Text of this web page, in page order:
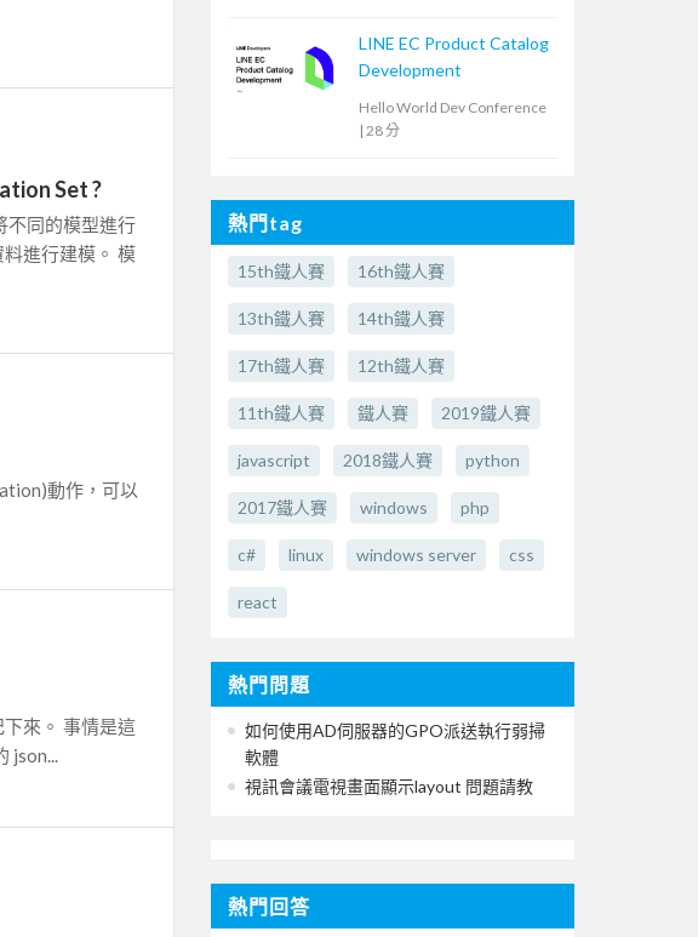
Set ?
不同的模型進行
進行建模。 模
動作，可以
來。 事情是這
json...
LINE EC Product Catalog
Development
Hello World Dev Conference
| 28 分
熱門tag
15th鐵人賽 16th鐵人賽
13th鐵人賽 14th鐵人賽
17th鐵人賽 12th鐵人賽
11th鐵人賽 鐵人賽 2019鐵人賽
javascript 2018鐵人賽 python
2017鐵人賽 windows php
c# linux windows server css
react
熱門問題
如何使用AD伺服器的GPO派送執行弱掃
軟體
視訊會議電視畫面顯示layout 問題請教
熱門回答